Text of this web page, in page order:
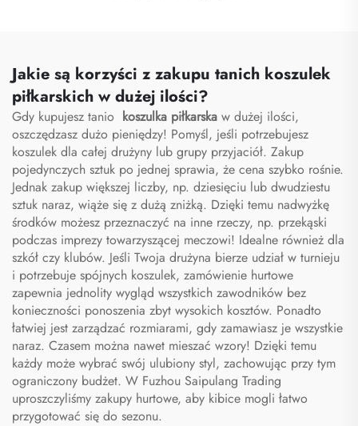
Jakie są korzyści z zakupu tanich koszulek
piłkarskich w dużej ilości?
Gdy kupujesz tanio koszulka piłkarska w dużej ilości,
oszczędzasz dużo pieniędzy! Pomyśl, jeśli potrzebujesz
koszulek dla całej drużyny lub grupy przyjaciół. Zakup
pojedynczych sztuk po jednej sprawia, że cena szybko rośnie.
Jednak zakup większej liczby, np. dziesięciu lub dwudziestu
sztuk naraz, wiąże się z dużą zniżką. Dzięki temu nadwyżkę
środków możesz przeznaczyć na inne rzeczy, np. przekąski
podczas imprezy towarzyszącej meczowi! Idealne również dla
szkół czy klubów. Jeśli Twoja drużyna bierze udział w turnieju
i potrzebuje spójnych koszulek, zamówienie hurtowe
zapewnia jednolity wygląd wszystkich zawodników bez
konieczności ponoszenia zbyt wysokich kosztów. Ponadto
łatwiej jest zarządzać rozmiarami, gdy zamawiasz je wszystkie
naraz. Czasem można nawet mieszać wzory! Dzięki temu
każdy może wybrać swój ulubiony styl, zachowując przy tym
ograniczony budżet. W Fuzhou Saipulang Trading
uproszczyliśmy zakupy hurtowe, aby kibice mogli łatwo
przygotować się do sezonu.